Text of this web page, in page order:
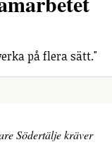
på flera sätt."
Södertälje kräver